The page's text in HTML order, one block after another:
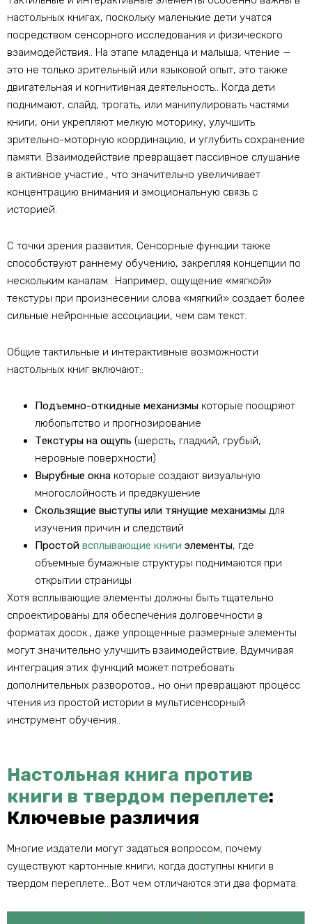
настольных книгах, поскольку маленькие дети учатся
посредством сенсорного исследования и физического
взаимодействия.. На этапе младенца и малыша, чтение —
это не только зрительный или языковой опыт, это также
двигательная и когнитивная деятельность.. Когда дети
поднимают, слайд, трогать, или манипулировать частями
книги, они укрепляют мелкую моторику, улучшить
зрительно-моторную координацию, и углубить сохранение
памяти. Взаимодействие превращает пассивное слушание
в активное участие., что значительно увеличивает
концентрацию внимания и эмоциональную связь с
историей.
С точки зрения развития, Сенсорные функции также
способствуют раннему обучению, закрепляя концепции по
нескольким каналам.. Например, ощущение «мягкой»
текстуры при произнесении слова «мягкий» создает более
сильные нейронные ассоциации, чем сам текст.
Общие тактильные и интерактивные возможности
настольных книг включают::
Подъемно-откидные механизмы которые поощряют
любопытство и прогнозирование
Текстуры на ощупь (шерсть, гладкий, грубый,
неровные поверхности)
Вырубные окна которые создают визуальную
многослойность и предвкушение
Скользящие выступы или тянущие механизмы для
изучения причин и следствий
Простой всплывающие книги элементы, где
объемные бумажные структуры поднимаются при
открытии страницы
Хотя всплывающие элементы должны быть тщательно
спроектированы для обеспечения долговечности в
форматах досок., даже упрощенные размерные элементы
могут значительно улучшить взаимодействие. Вдумчивая
интеграция этих функций может потребовать
дополнительных разворотов., но они превращают процесс
чтения из простой истории в мультисенсорный
инструмент обучения..
Настольная книга против
книги в твердом переплете:
Ключевые различия
Многие издатели могут задаться вопросом, почему
существуют картонные книги, когда доступны книги в
твердом переплете.. Вот чем отличаются эти два формата: